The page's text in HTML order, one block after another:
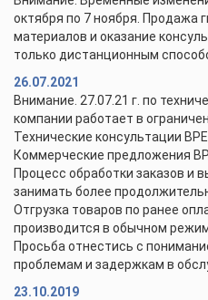
октября по 7 ноября. Продажа
материалов и оказание
только дистанционным
26.07.2021
Внимание. 27.07.21 г. по
компании работает в
Технические консультации
Коммерческие предложения
Процесс обработки заказов и
занимать более
Отгрузка товаров по ранее
производится в обычном
Просьба отнестись с
проблемам и задержкам в
23.10.2019